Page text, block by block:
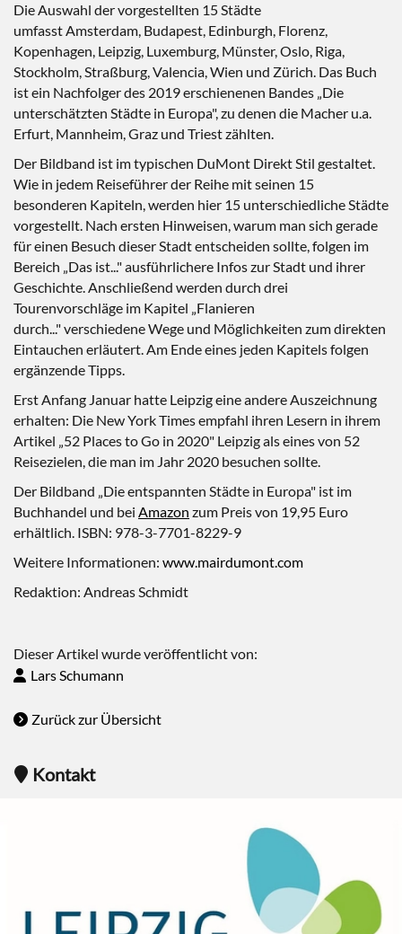
Die Auswahl der vorgestellten 15 Städte
umfasst Amsterdam, Budapest, Edinburgh, Florenz,
Kopenhagen, Leipzig, Luxemburg, Münster, Oslo, Riga,
Stockholm, Straßburg, Valencia, Wien und Zürich. Das Buch
ist ein Nachfolger des 2019 erschienenen Bandes „Die
unterschätzten Städte in Europa", zu denen die Macher u.a.
Erfurt, Mannheim, Graz und Triest zählten.
Der Bildband ist im typischen DuMont Direkt Stil gestaltet.
Wie in jedem Reiseführer der Reihe mit seinen 15
besonderen Kapiteln, werden hier 15 unterschiedliche Städte
vorgestellt. Nach ersten Hinweisen, warum man sich gerade
für einen Besuch dieser Stadt entscheiden sollte, folgen im
Bereich „Das ist..." ausführlichere Infos zur Stadt und ihrer
Geschichte. Anschließend werden durch drei
Tourenvorschläge im Kapitel „Flanieren
durch..." verschiedene Wege und Möglichkeiten zum direkten
Eintauchen erläutert. Am Ende eines jeden Kapitels folgen
ergänzende Tipps.
Erst Anfang Januar hatte Leipzig eine andere Auszeichnung
erhalten: Die New York Times empfahl ihren Lesern in ihrem
Artikel „52 Places to Go in 2020" Leipzig als eines von 52
Reisezielen, die man im Jahr 2020 besuchen sollte.
Der Bildband „Die entspannten Städte in Europa" ist im
Buchhandel und bei Amazon zum Preis von 19,95 Euro
erhältlich. ISBN: 978-3-7701-8229-9
Weitere Informationen: www.mairdumont.com
Redaktion: Andreas Schmidt
Dieser Artikel wurde veröffentlicht von:
Lars Schumann
Zurück zur Übersicht
Kontakt